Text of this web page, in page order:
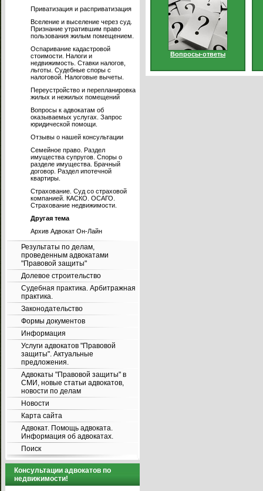
Приватизация и расприватизация
Вселение и выселение через суд.
Признание утратившим право
пользования жилым помещением.
Оспаривание кадастровой
стоимости. Налоги и
недвижимость. Ставки налогов,
льготы. Судебные споры с
налоговой. Налоговые вычеты.
Переустройство и перепланировка
жилых и нежилых помещений
Вопросы к адвокатам об
оказываемых услугах. Запрос
юридической помощи.
Отзывы о нашей консультации
Семейное право. Раздел
имущества супругов. Споры о
разделе имущества. Брачный
договор. Раздел ипотечной
квартиры.
Страхование. Суд со страховой
компанией. КАСКО. ОСАГО.
Страхование недвижимости.
Другая тема
Архив Адвокат Он-Лайн
Результаты по делам,
проведенным адвокатами
"Правовой защиты"
Долевое строительство
Судебная практика. Арбитражная
практика.
Законодательство
Формы документов
Информация
Услуги адвокатов "Правовой
защиты". Актуальные
предложения.
Адвокаты "Правовой защиты" в
СМИ, новые статьи адвокатов,
новости по делам
Новости
Карта сайта
Адвокат. Помощь адвоката.
Информация об адвокатах.
Поиск
Консультации адвокатов по
недвижимости!
Вопросы-ответы